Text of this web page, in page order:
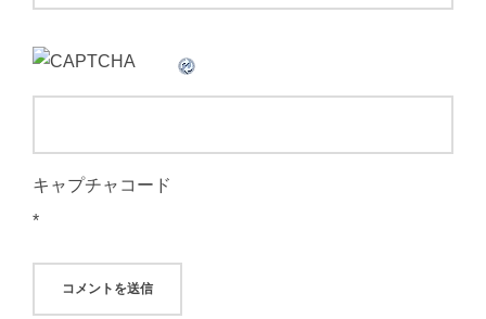
キャプチャコード
*